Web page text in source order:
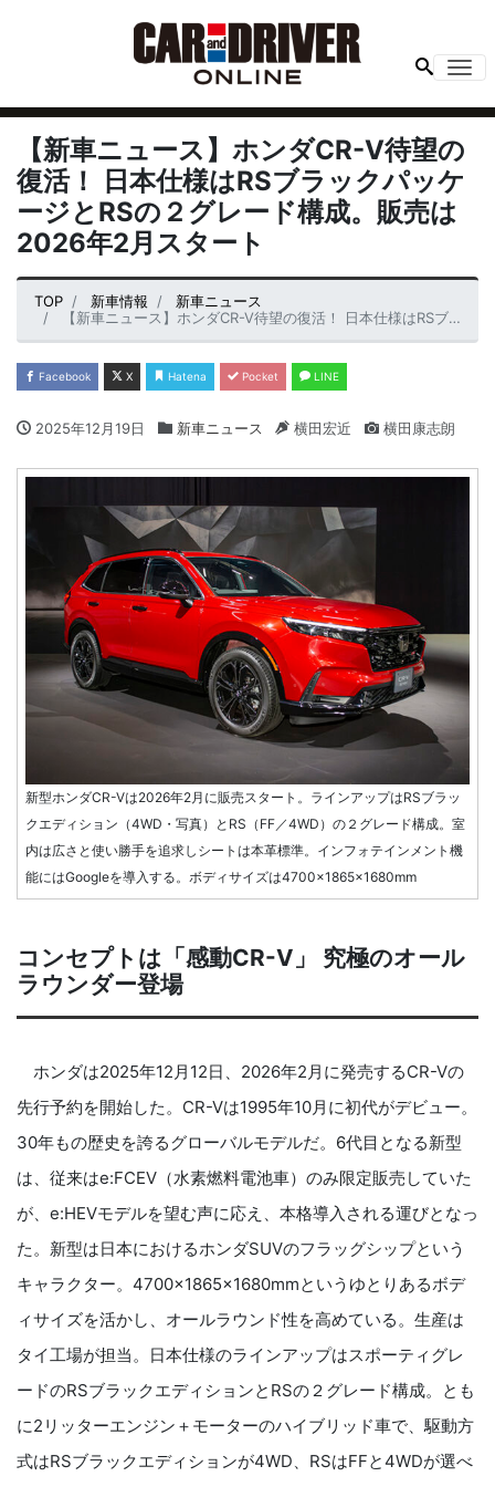
【新車ニュース】ホンダCR-V待望の
復活！ 日本仕様はRSブラックパッケ
ージとRSの２グレード構成。販売は
2026年2月スタート
TOP 新車情報
新車ニュース
【新車ニュース】ホンダCR-V待望の復活！ 日本仕様はRSブラックパッケージとRSの２グレード構成。販売は2026年2月スタート
Facebook X Hatena Pocket LINE
2025年12月19日 新車ニュース 横田宏近 横田康志朗
新型ホンダCR-Vは2026年2月に販売スタート。ラインアップはRSブラッ
クエディション（4WD・写真）とRS（FF／4WD）の２グレード構成。室
内は広さと使い勝手を追求しシートは本革標準。インフォテインメント機
能にはGoogleを導入する。ボディサイズは4700×1865×1680mm
コンセプトは「感動CR-V」 究極のオール
ラウンダー登場
ホンダは2025年12月12日、2026年2月に発売するCR-Vの
先行予約を開始した。CR-Vは1995年10月に初代がデビュー。
30年もの歴史を誇るグローバルモデルだ。6代目となる新型
は、従来はe:FCEV（水素燃料電池車）のみ限定販売していた
が、e:HEVモデルを望む声に応え、本格導入される運びとなっ
た。新型は日本におけるホンダSUVのフラッグシップという
キャラクター。4700×1865×1680mmというゆとりあるボデ
ィサイズを活かし、オールラウンド性を高めている。生産は
タイ工場が担当。日本仕様のラインアップはスポーティグレ
ードのRSブラックエディションとRSの２グレード構成。とも
に2リッターエンジン＋モーターのハイブリッド車で、駆動方
式はRSブラックエディションが4WD、RSはFFと4WDが選べ